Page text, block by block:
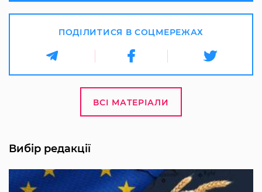
ПОДІЛИТИСЯ В СОЦМЕРЕЖАХ
ВСІ МАТЕРІАЛИ
Вибір редакції